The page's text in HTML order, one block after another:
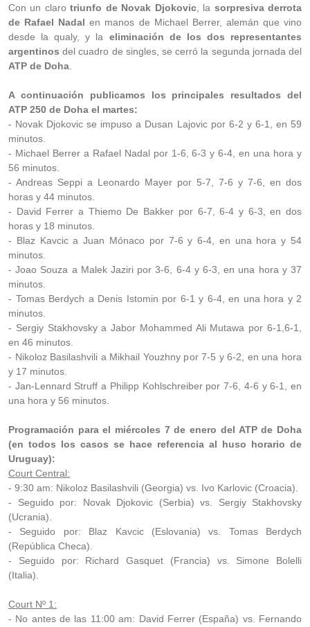
Con un clarotriunfo de Novak Djokovic, la sorpresiva derrota
de Rafael Nadal en manos de Michael Berrer, alemán que vino
desde la qualy, y la eliminación de los dos representantes
argentinos del cuadro de singles, se cerró la segunda jornada del
ATP de Doha
A continuación publicamos los principales resultados del
ATP 250 de Doha el martes:
- Novak Djokovic se impuso a Dusan Lajovic por 6-2 y 6-1, en 59
minutos.
- Michael Berrer a Rafael Nadal por 1-6, 6-3 y 6-4, en una hora y
56 minutos.
- Andreas Seppi a Leonardo Mayer por 5-7, 7-6 y 7-6, en dos
horas y 44 minutos.
- David Ferrer a Thiemo De Bakker por 6-7, 6-4 y 6-3, en dos
horas y 18 minutos.
- Blaz Kavcic a Juan Mónaco por 7-6 y 6-4, en una hora y 54
minutos.
- Joao Souza a Malek Jaziri por 3-6, 6-4 y 6-3, en una hora y 37
minutos.
- Tomas Berdych a Denis Istomin por 6-1 y 6-4, en una hora y 2
minutos.
- Sergiy Stakhovsky a Jabor Mohammed Ali Mutawa por 6-1,6-1,
en 46 minutos.
- Nikoloz Basilashvili a Mikhail Youzhny por 7-5 y 6-2, en una hora
y 17 minutos.
- Jan-Lennard Struff a Philipp Kohlschreiber por 7-6, 4-6 y 6-1, en
una hora y 56 minutos.
Programación para el miércoles 7 de enero del ATP de Doha
(en todos los casos se hace referencia al huso horario de
Uruguay):
Court Central:
- 9:30 am: Nikoloz Basilashvili (Georgia) vs. Ivo Karlovic (Croacia).
- Seguido por: Novak Djokovic (Serbia) vs. Sergiy Stakhovsky
(Ucrania).
- Seguido por: Blaz Kavcic (Eslovania) vs. Tomas Berdych
(República Checa).
- Seguido por: Richard Gasquet (Francia) vs. Simone Bolelli
(Italia).
Court Nº 1:
- No antes de las 11:00 am: David Ferrer (España) vs. Fernando